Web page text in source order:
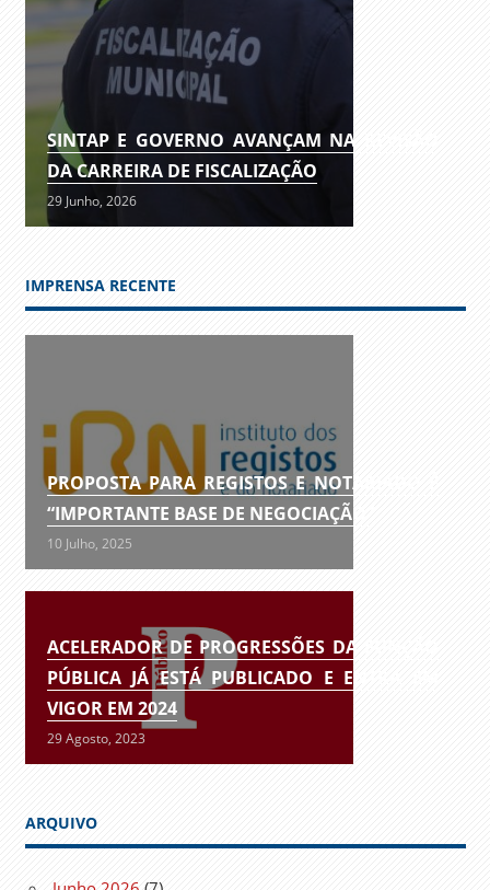
SINTAP E GOVERNO AVANÇAM NA REVISÃO
DA CARREIRA DE FISCALIZAÇÃO
29 Junho, 2026
IMPRENSA RECENTE
PROPOSTA PARA REGISTOS E NOTARIADO É
“IMPORTANTE BASE DE NEGOCIAÇÃO”
10 Julho, 2025
ACELERADOR DE PROGRESSÕES DA FUNÇÃO
PÚBLICA JÁ ESTÁ PUBLICADO E ENTRA EM
VIGOR EM 2024
29 Agosto, 2023
ARQUIVO